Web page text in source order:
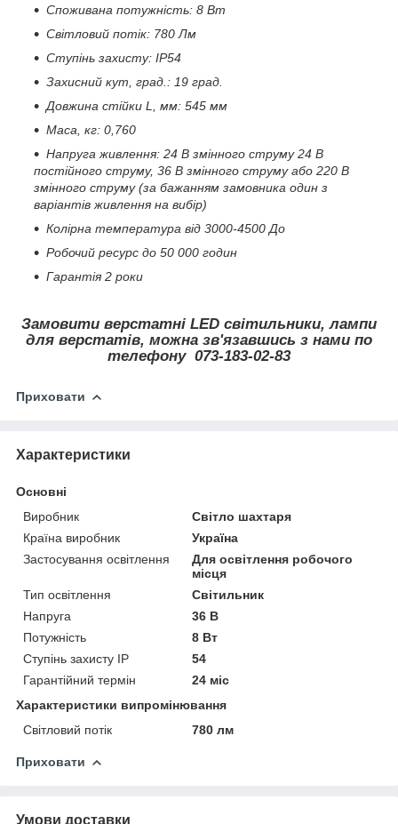
Споживана потужність: 8 Вт
Світловий потік: 780 Лм
Ступінь захисту: IP54
Захисний кут, град.: 19 град.
Довжина стійки L, мм: 545 мм
Маса, кг: 0,760
Напруга живлення: 24 В змінного струму 24 В
постійного струму, 36 В змінного струму або 220 В
змінного струму (за бажанням замовника один з
варіантів живлення на вибір)
Колірна температура від 3000-4500 До
Робочий ресурс до 50 000 годин
Гарантія 2 роки
Замовити верстатні LED світильники, лампи
для верстатів, можна зв'язавшись з нами по
телефону 073-183-02-83
Приховати
Характеристики
Основні
Виробник
Світло шахтаря
Країна виробник
Україна
Застосування освітлення
Для освітлення робочого
місця
Тип освітлення
Світильник
Напруга
36 В
Потужність
8 Вт
Ступінь захисту IP
54
Гарантійний термін
24 міс
Характеристики випромінювання
Світловий потік
780 лм
Приховати
Умови доставки